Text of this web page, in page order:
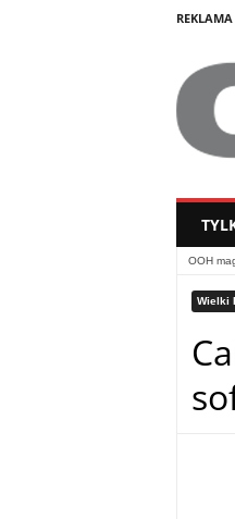
REKLAMA
OOH
Wielki